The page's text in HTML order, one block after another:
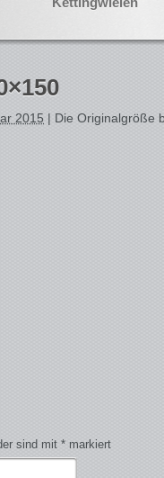
2015 | Die Originalgröße
sind mit * markiert